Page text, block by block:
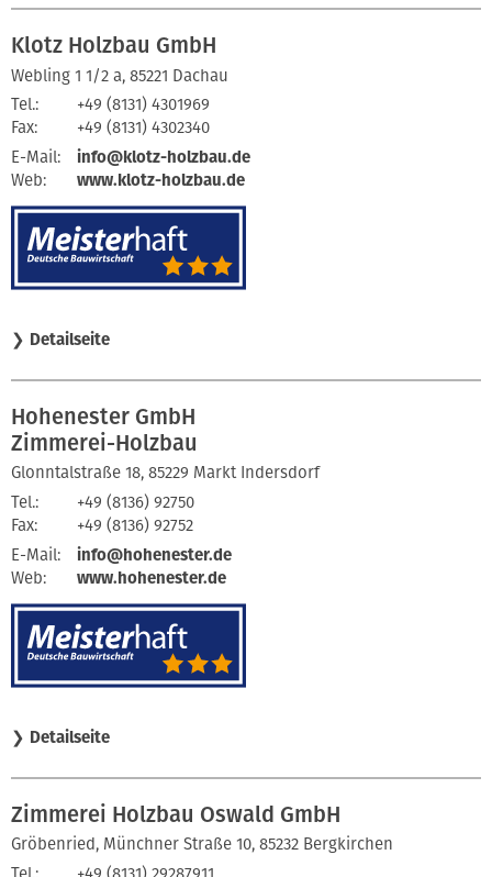
Klotz Holzbau GmbH
Webling 1 1/2 a, 85221 Dachau
Tel.:
+49 (8131) 4301969
Fax:
+49 (8131) 4302340
E-Mail:
info@klotz-holzbau.de
Web:
www.klotz-holzbau.de
❯ Detailseite
Hohenester GmbH
Zimmerei-Holzbau
Glonntalstraße 18, 85229 Markt Indersdorf
Tel.:
+49 (8136) 92750
Fax:
+49 (8136) 92752
E-Mail:
info@hohenester.de
Web:
www.hohenester.de
❯ Detailseite
Zimmerei Holzbau Oswald GmbH
Gröbenried, Münchner Straße 10, 85232 Bergkirchen